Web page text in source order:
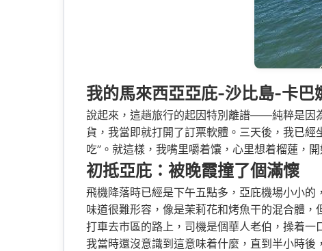
我的馬來西亞亞庇-沙比島-卡
說起來，這趟旅行的起因特別離譜——純粹是因
貨，我當即就打開了訂票軟體。三天後，我已
吃”。就這樣，我嘴里嚼着馕，心里想着榴蓮，
初抵亞庇：被晚霞撞了個滿懷
飛機降落時已經是下午五點多，亞庇機場小小
味道很難形容，像是茉莉花和烤魚干的混合體，
打車去市區的路上，司機是個華人老伯，操着一
我當時還沒意識到這意味着什麼，直到半小時